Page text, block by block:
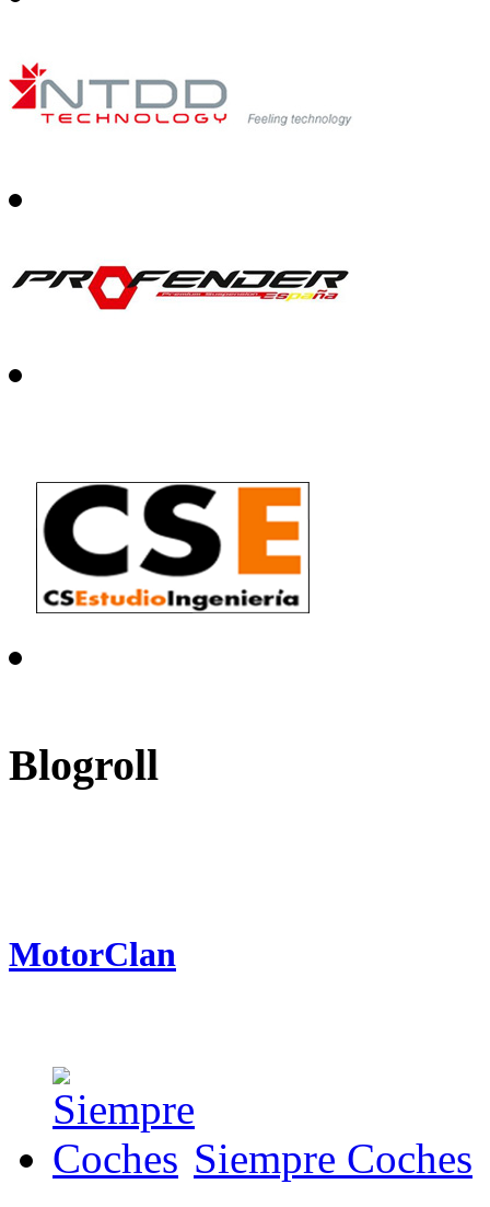
Blogroll
MotorClan
Siempre Coches